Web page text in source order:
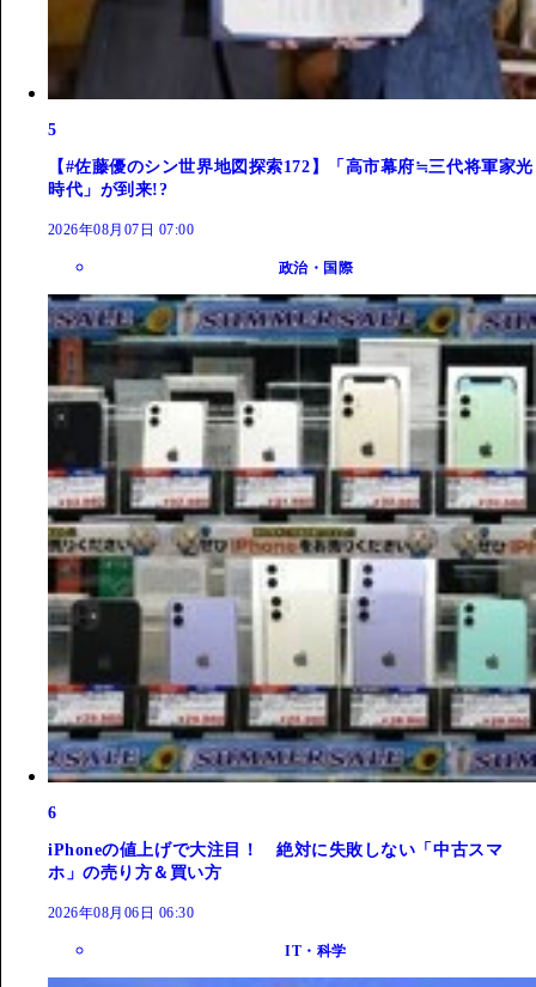
5
【#佐藤優のシン世界地図探索172】「高市幕府≒三代将軍家光
時代」が到来!?
2026年08月07日 07:00
政治・国際
6
iPhoneの値上げで大注目！ 絶対に失敗しない「中古スマ
ホ」の売り方＆買い方
2026年08月06日 06:30
IT・科学